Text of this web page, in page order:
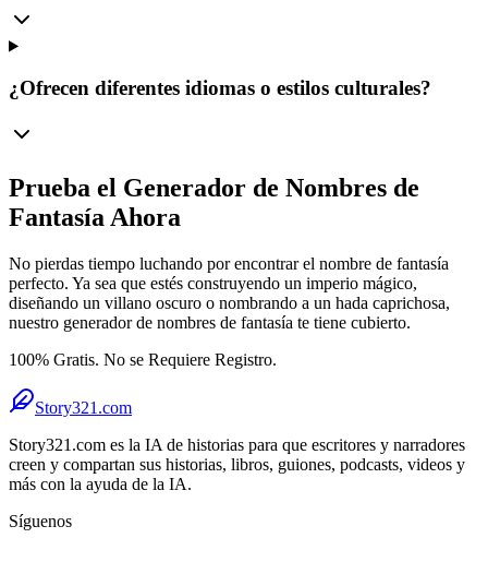
¿Ofrecen diferentes idiomas o estilos culturales?
Prueba el Generador de Nombres de
Fantasía Ahora
No pierdas tiempo luchando por encontrar el nombre de fantasía
perfecto. Ya sea que estés construyendo un imperio mágico,
diseñando un villano oscuro o nombrando a un hada caprichosa,
nuestro generador de nombres de fantasía te tiene cubierto.
100% Gratis. No se Requiere Registro.
Story321.com
Story321.com es la IA de historias para que escritores y narradores
creen y compartan sus historias, libros, guiones, podcasts, videos y
más con la ayuda de la IA.
Síguenos